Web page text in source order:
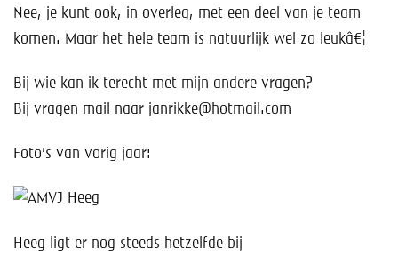
Nee, je kunt ook, in overleg, met een deel van je team
komen. Maar het hele team is natuurlijk wel zo leukâ€¦
Bij wie kan ik terecht met mijn andere vragen?
Bij vragen mail naar janrikke@hotmail.com
Foto’s van vorig jaar:
Heeg ligt er nog steeds hetzelfde bij